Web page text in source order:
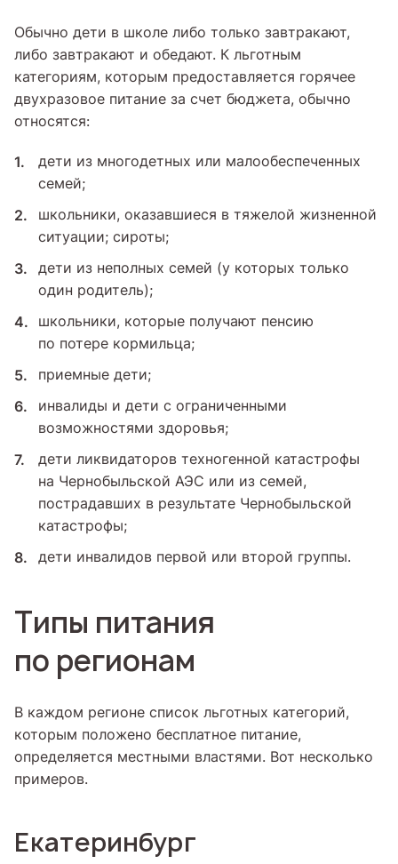
Обычно дети в школе либо только завтракают,
либо завтракают и обедают. К льготным
категориям, которым предоставляется горячее
двухразовое питание за счет бюджета, обычно
относятся:
дети из многодетных или малообеспеченных
семей;
школьники, оказавшиеся в тяжелой жизненной
ситуации; сироты;
дети из неполных семей (у которых только
один родитель);
школьники, которые получают пенсию
по потере кормильца;
приемные дети;
инвалиды и дети с ограниченными
возможностями здоровья;
дети ликвидаторов техногенной катастрофы
на Чернобыльской АЭС или из семей,
пострадавших в результате Чернобыльской
катастрофы;
дети инвалидов первой или второй группы.
Типы питания
по регионам
В каждом регионе список льготных категорий,
которым положено бесплатное питание,
определяется местными властями. Вот несколько
примеров.
Екатеринбург